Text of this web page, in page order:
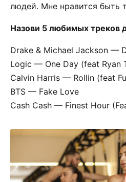
людей. Мне нравится быть
Назови 5 любимых треков
Drake & Michael Jackson —
Logic — One Day (feat Ryan
Calvin Harris — Rollin (feat
BTS — Fake Love
Cash Cash — Finest Hour